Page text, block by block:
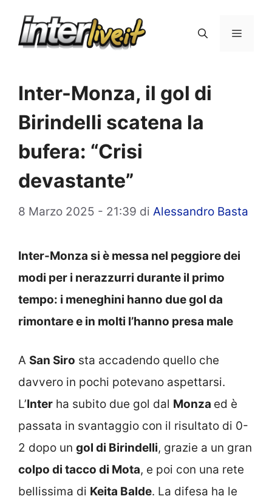
Menu
Inter-Monza, il gol di
Birindelli scatena la
bufera: “Crisi
devastante”
8 Marzo 2025 - 21:39 di Alessandro Basta
Inter-Monza si è messa nel peggiore dei
modi per i nerazzurri durante il primo
tempo: i meneghini hanno due gol da
rimontare e in molti l’hanno presa male
A San Siro sta accadendo quello che
davvero in pochi potevano aspettarsi.
L’Inter ha subito due gol dal Monza ed è
passata in svantaggio con il risultato di 0-
2 dopo un gol di Birindelli, grazie a un gran
colpo di tacco di Mota, e poi con una rete
bellissima di Keita Balde. La difesa ha le